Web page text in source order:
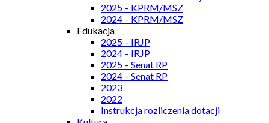
2025 – KPRM/MSZ
2024 – KPRM/MSZ
Edukacja
2025 – IRJP
2024 – IRJP
2025 – Senat RP
2024 – Senat RP
2023
2022
Instrukcja rozliczenia dotacji